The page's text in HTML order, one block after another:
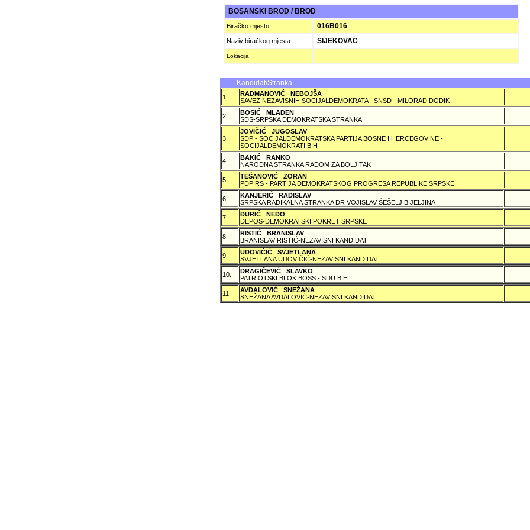
BOSANSKI BROD / BROD
Biračko mjesto 016B016
Naziv biračkog mjesta SIJEKOVAC
Lokacija
Kandidat/Stranka
1.
RADMANOVIĆ NEBOJŠA
SAVEZ NEZAVISNIH SOCIJALDEMOKRATA - SNSD - MILORAD DODIK
2.
BOSIĆ MLADEN
SDS-SRPSKA DEMOKRATSKA STRANKA
3.
JOVIČIĆ JUGOSLAV
SDP - SOCIJALDEMOKRATSKA PARTIJA BOSNE I HERCEGOVINE -
SOCIJALDEMOKRATI BIH
4.
BAKIĆ RANKO
NARODNA STRANKA RADOM ZA BOLJITAK
5.
TEŠANOVIĆ ZORAN
PDP RS - PARTIJA DEMOKRATSKOG PROGRESA REPUBLIKE SRPSKE
6.
KANJERIĆ RADISLAV
SRPSKA RADIKALNA STRANKA DR VOJISLAV ŠEŠELJ BIJELJINA
7.
ÐURIĆ NEÐO
DEPOS-DEMOKRATSKI POKRET SRPSKE
8.
RISTIĆ BRANISLAV
BRANISLAV RISTIĆ-NEZAVISNI KANDIDAT
9.
UDOVIČIĆ SVJETLANA
SVJETLANA UDOVIČIĆ-NEZAVISNI KANDIDAT
10.
DRAGIČEVIĆ SLAVKO
PATRIOTSKI BLOK BOSS - SDU BIH
11.
AVDALOVIĆ SNEŽANA
SNEŽANA AVDALOVIĆ-NEZAVISNI KANDIDAT